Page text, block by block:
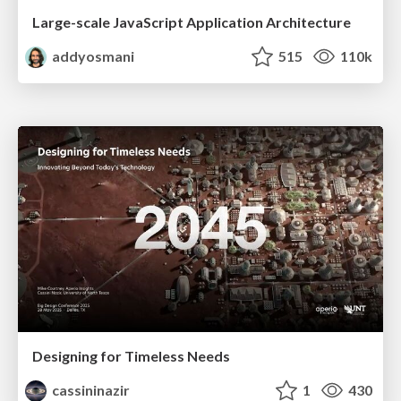
Large-scale JavaScript Application Architecture
addyosmani
515 110k
Designing for Timeless Needs
cassininazir
1 430